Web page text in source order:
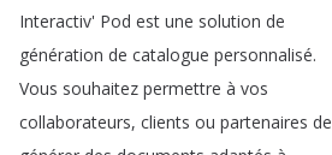
Interactiv' Pod est une solution de
génération de catalogue personnalisé.
Vous souhaitez permettre à vos
collaborateurs, clients ou partenaires de